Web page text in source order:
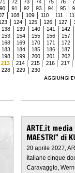
71 72 73 74 75 76
90 91 92 93 94 95
108 109 110 111
124 125 126 127
138 139 140 141
142
153 154 155 156
157
168 169 170 171
172
183 184 185 186
187
198 199 200 201
202
213 214 215 216
217
228 229
230
AGGIUNGI
ARTE.it
MAESTRI" di
20 aprile 2027,
italiane cinque
Caravaggio,